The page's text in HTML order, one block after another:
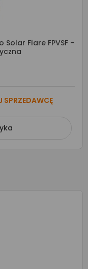
Flare FPVSF -
SPRZEDAWCĘ